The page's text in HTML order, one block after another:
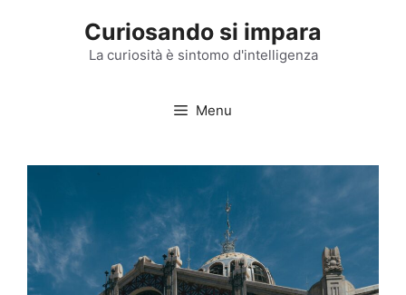
Curiosando si impara
La curiosità è sintomo d'intelligenza
Menu